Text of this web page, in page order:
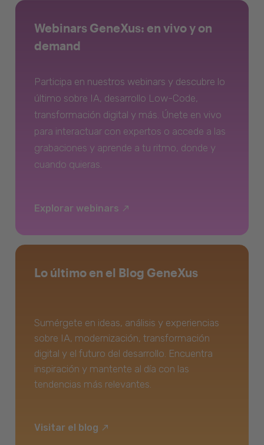
Webinars GeneXus: en vivo y on
demand
Participa en nuestros webinars y descubre lo
último sobre IA, desarrollo Low-Code,
transformación digital y más. Únete en vivo
para interactuar con expertos o accede a las
grabaciones y aprende a tu ritmo, donde y
cuando quieras.
Explorar webinars
Lo último en el Blog GeneXus
Sumérgete en ideas, análisis y experiencias
sobre IA, modernización, transformación
digital y el futuro del desarrollo. Encuentra
inspiración y mantente al día con las
tendencias más relevantes.
Visitar el blog